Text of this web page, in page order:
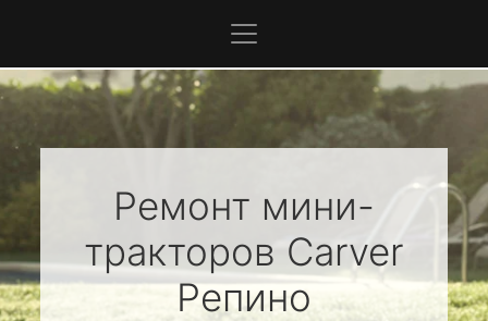
Ремонт мини-
тракторов Carver
Репино